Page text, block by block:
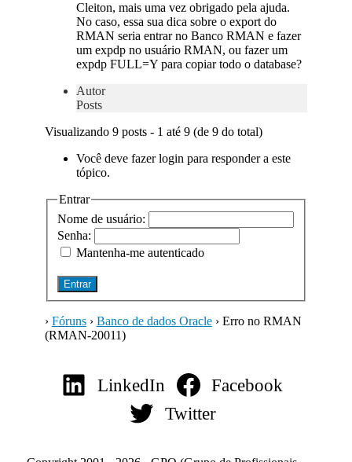
Cleiton, mais uma vez obrigado pela ajuda.
No caso, essa sua dica sobre o export do
RMAN seria entrar no Banco RMAN e fazer
um expdp no usuário RMAN, ou fazer um
expdp FULL=Y para copiar todo o database?
Autor
Posts
Visualizando 9 posts - 1 até 9 (de 9 do total)
Você deve fazer login para responder a este
tópico.
Entrar
Nome de usuário:
Senha:
Mantenha-me autenticado
Entrar
› Fóruns › Banco de dados Oracle › Erro no RMAN
(RMAN-20011)
LinkedIn
Facebook
Twitter